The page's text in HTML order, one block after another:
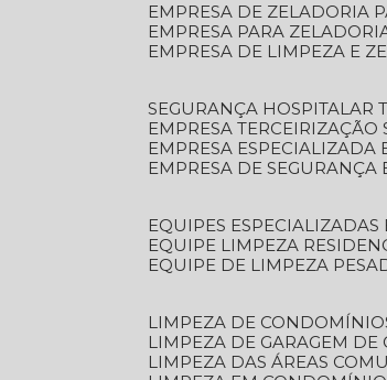
EMPRESA DE ZELADORIA
EMPRESA PARA
EMPRESA DE LIMPEZA E
SEGURANÇA HOSPITALAR
EMPRESA
EMPRESA
EMPRESA DE
EQUIPES
EQUIPE LIMPEZA
EQUIPE DE LIMPEZA
LIMPEZA DE
LIMPEZA DE GARAGEM
LIMPEZA DAS ÁREAS